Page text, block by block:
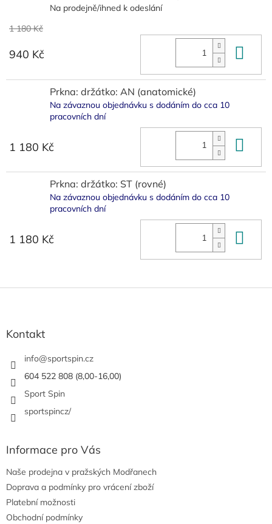
Na prodejně/ihned k odeslání
1 180 Kč
940 Kč
Prkna: držátko: AN (anatomické)
Na závaznou objednávku s dodáním do cca 10
pracovních dní
1 180 Kč
Prkna: držátko: ST (rovné)
Na závaznou objednávku s dodáním do cca 10
pracovních dní
1 180 Kč
Z
Kontakt
info@sportspin.cz
604 522 808 (8,00-16,00)
Sport Spin
sportspincz/
Informace pro Vás
Naše prodejna v pražských Modřanech
Doprava a podmínky pro vrácení zboží
Platební možnosti
Obchodní podmínky